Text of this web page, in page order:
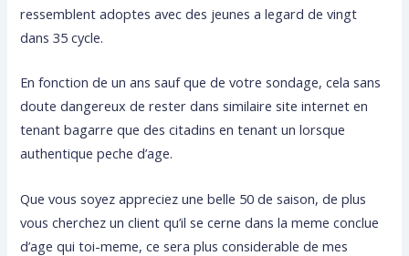
ressemblent adoptes avec des jeunes a legard de vingt
dans 35 cycle.
En fonction de un ans sauf que de votre sondage, cela sans
doute dangereux de rester dans similaire site internet en
tenant bagarre que des citadins en tenant un lorsque
authentique peche d’age.
Que vous soyez appreciez une belle 50 de saison, de plus
vous cherchez un client qu’il se cerne dans la meme conclue
d’age qui toi-meme, ce sera plus considerable de mes